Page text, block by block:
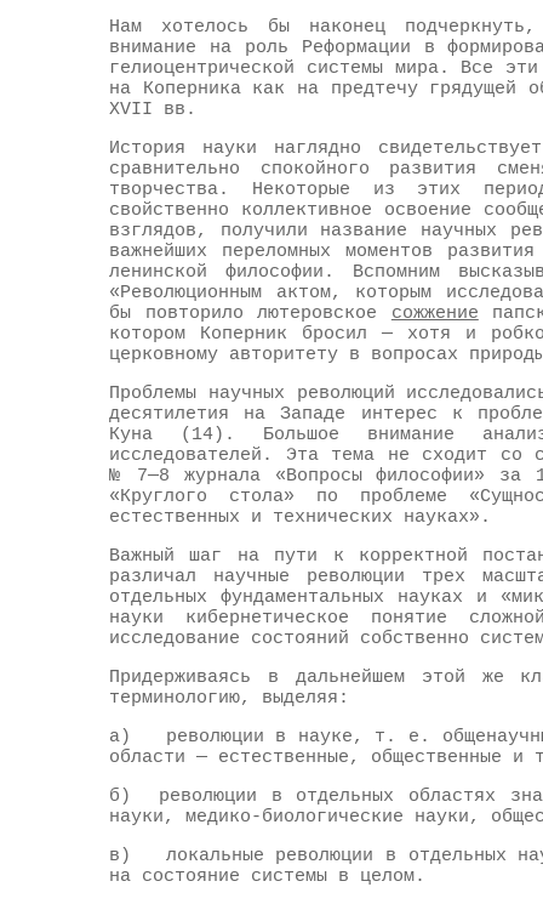
Нам хотелось бы наконец
внимание на роль Реформации в
гелиоцентрической системы мира. Все
на Коперника как на предтечу грядущей
XVII вв.
История науки наглядно
сравнительно спокойного развития
творчества. Некоторые из этих
свойственно коллективное освоение
взглядов, получили название научных
важнейших переломных моментов
ленинской философии. Вспомним
«Революционным актом, которым
бы повторило лютеровское сожжение
котором Коперник бросил — хотя и
церковному авторитету в вопросах
Проблемы научных революций
десятилетия на Западе интерес к
Куна (14). Большое внимание
исследователей. Эта тема не сходит со
№ 7—8 журнала «Вопросы философии» за
«Круглого стола» по проблеме
естественных и технических науках».
Важный шаг на пути к корректной
различал научные революции трех
отдельных фундаментальных науках и
науки кибернетическое понятие
исследование состояний собственно
Придерживаясь в дальнейшем этой же
терминологию, выделяя:
а) революции в науке, т. е.
области — естественные, общественные и
б) революции в отдельных областях
науки, медико-биологические науки,
в) локальные революции в отдельных
на состояние системы в целом.